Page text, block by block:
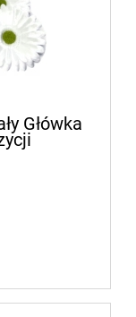
Główka